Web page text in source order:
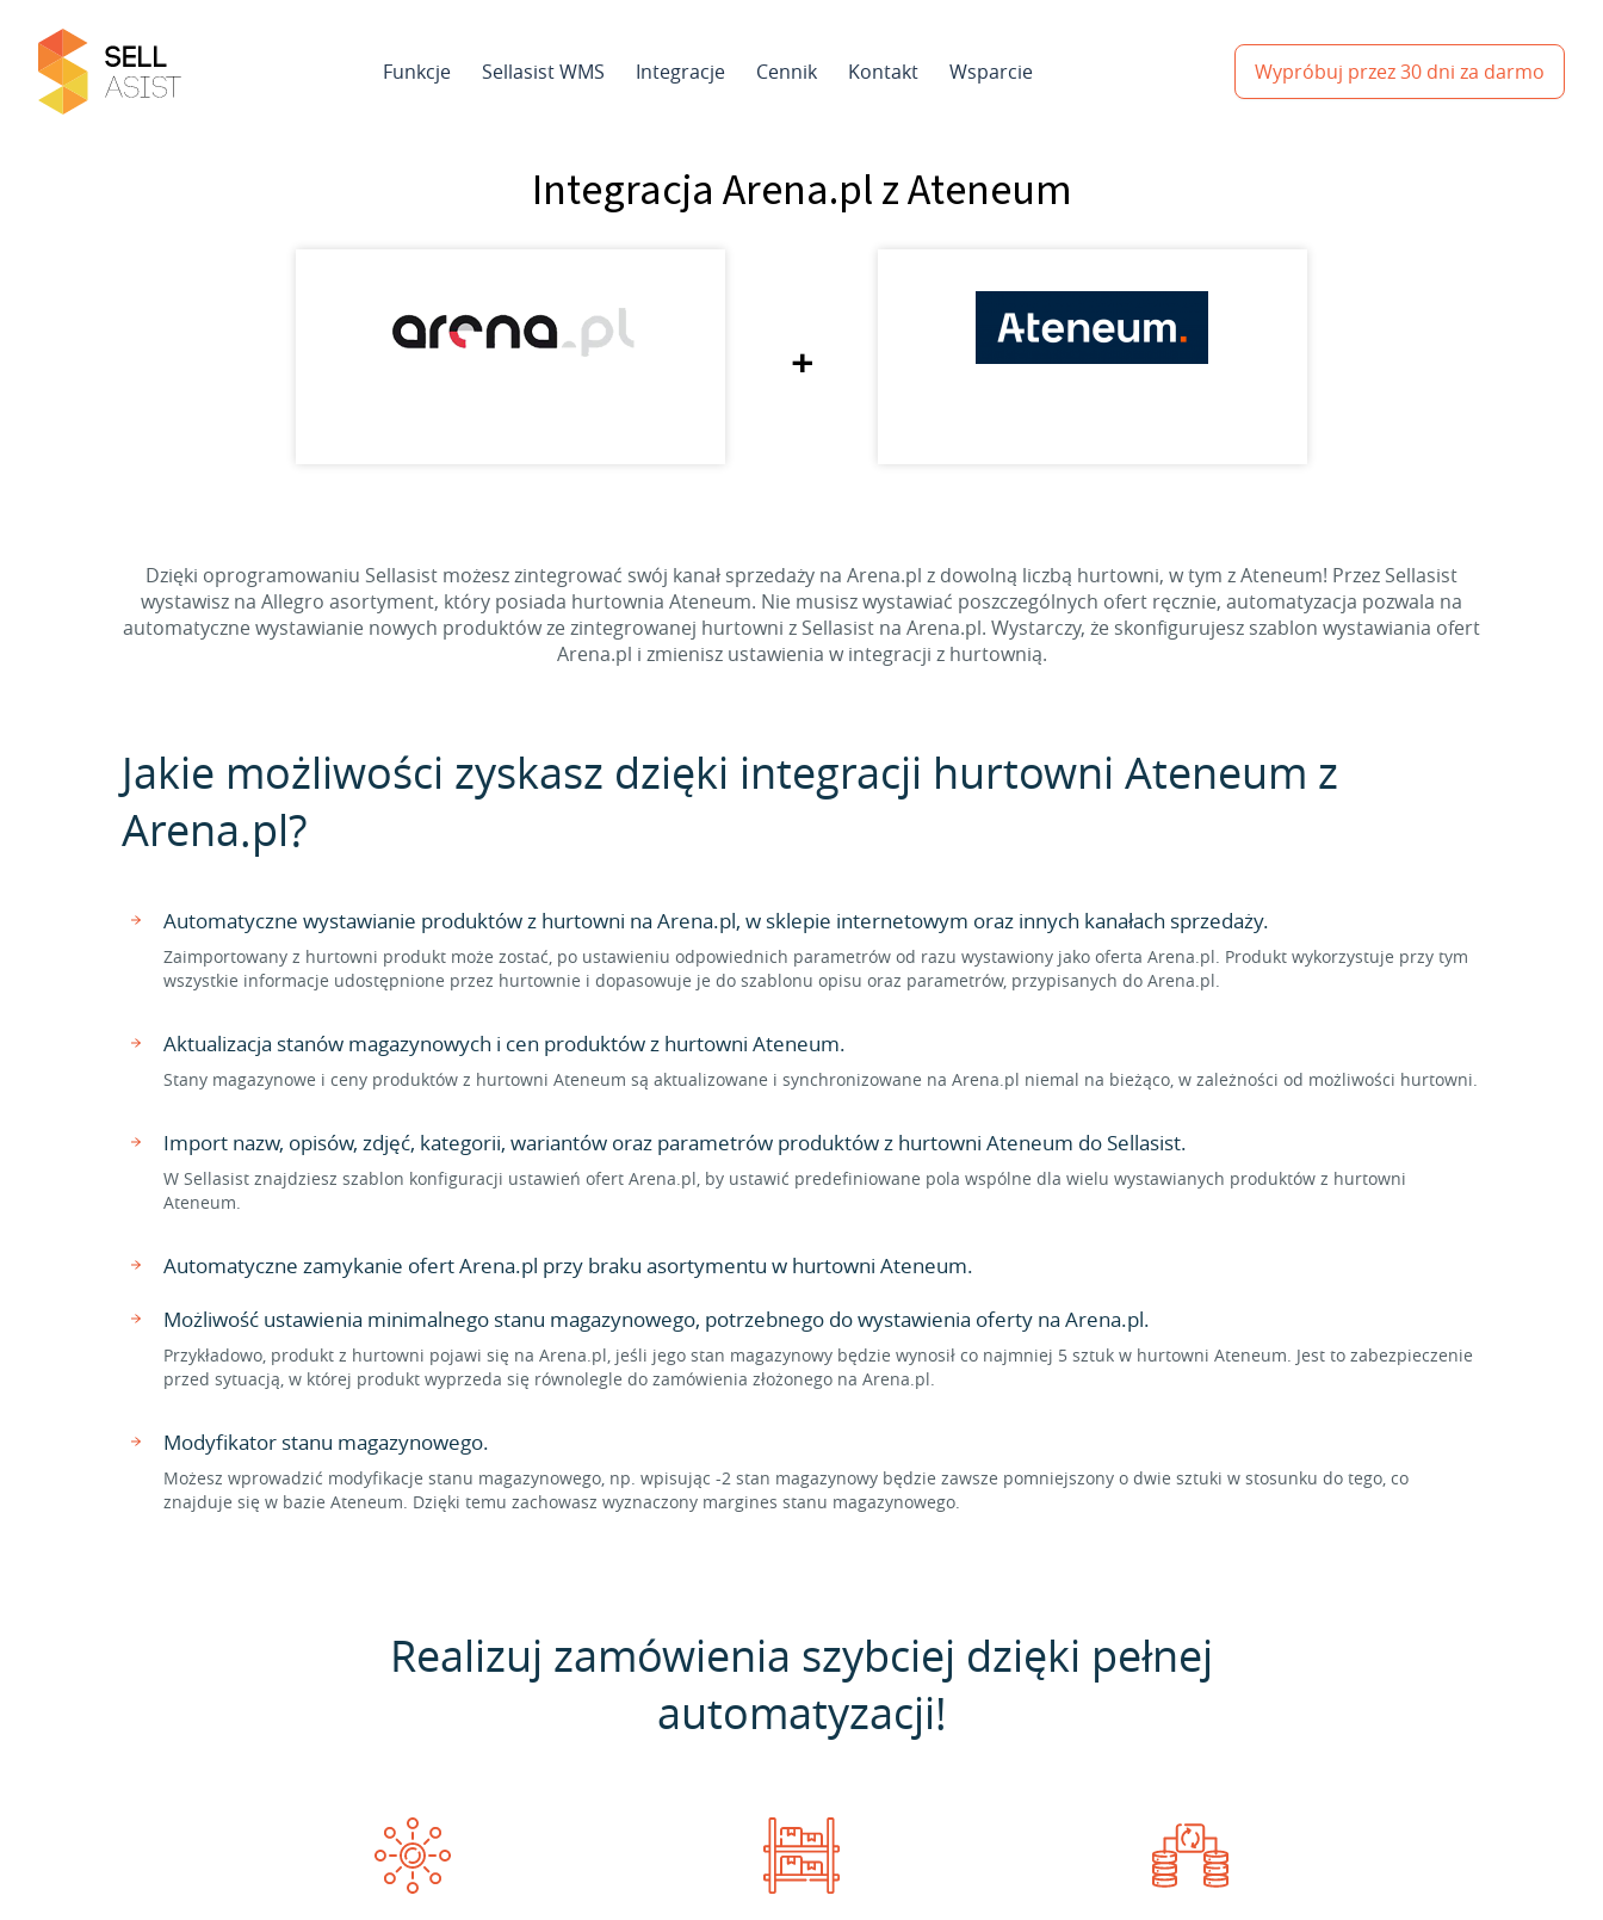
Funkcje Sellasist WMS Integracje Cennik Kontakt Wsparcie Wypróbuj przez 30 dni za darmo
Integracja Arena.pl z Ateneum
+
Dzięki oprogramowaniu Sellasist możesz zintegrować swój kanał sprzedaży na Arena.pl z dowolną liczbą hurtowni, w tym z Ateneum! Przez Sellasist
wystawisz na Allegro asortyment, który posiada hurtownia Ateneum. Nie musisz wystawiać poszczególnych ofert ręcznie, automatyzacja pozwala na
automatyczne wystawianie nowych produktów ze zintegrowanej hurtowni z Sellasist na Arena.pl. Wystarczy, że skonfigurujesz szablon wystawiania ofert
Arena.pl i zmienisz ustawienia w integracji z hurtownią.
Jakie możliwości zyskasz dzięki integracji hurtowni Ateneum z
Arena.pl?
Automatyczne wystawianie produktów z hurtowni na Arena.pl, w sklepie internetowym oraz innych kanałach sprzedaży.
Zaimportowany z hurtowni produkt może zostać, po ustawieniu odpowiednich parametrów od razu wystawiony jako oferta Arena.pl. Produkt wykorzystuje przy tym
wszystkie informacje udostępnione przez hurtownie i dopasowuje je do szablonu opisu oraz parametrów, przypisanych do Arena.pl.
Aktualizacja stanów magazynowych i cen produktów z hurtowni Ateneum.
Stany magazynowe i ceny produktów z hurtowni Ateneum są aktualizowane i synchronizowane na Arena.pl niemal na bieżąco, w zależności od możliwości hurtowni.
Import nazw, opisów, zdjęć, kategorii, wariantów oraz parametrów produktów z hurtowni Ateneum do Sellasist.
W Sellasist znajdziesz szablon konfiguracji ustawień ofert Arena.pl, by ustawić predefiniowane pola wspólne dla wielu wystawianych produktów z hurtowni
Ateneum.
Automatyczne zamykanie ofert Arena.pl przy braku asortymentu w hurtowni Ateneum.
Możliwość ustawienia minimalnego stanu magazynowego, potrzebnego do wystawienia oferty na Arena.pl.
Przykładowo, produkt z hurtowni pojawi się na Arena.pl, jeśli jego stan magazynowy będzie wynosił co najmniej 5 sztuk w hurtowni Ateneum. Jest to zabezpieczenie
przed sytuacją, w której produkt wyprzeda się równolegle do zamówienia złożonego na Arena.pl.
Modyfikator stanu magazynowego.
Możesz wprowadzić modyfikacje stanu magazynowego, np. wpisując -2 stan magazynowy będzie zawsze pomniejszony o dwie sztuki w stosunku do tego, co
znajduje się w bazie Ateneum. Dzięki temu zachowasz wyznaczony margines stanu magazynowego.
Realizuj zamówienia szybciej dzięki pełnej
automatyzacji!